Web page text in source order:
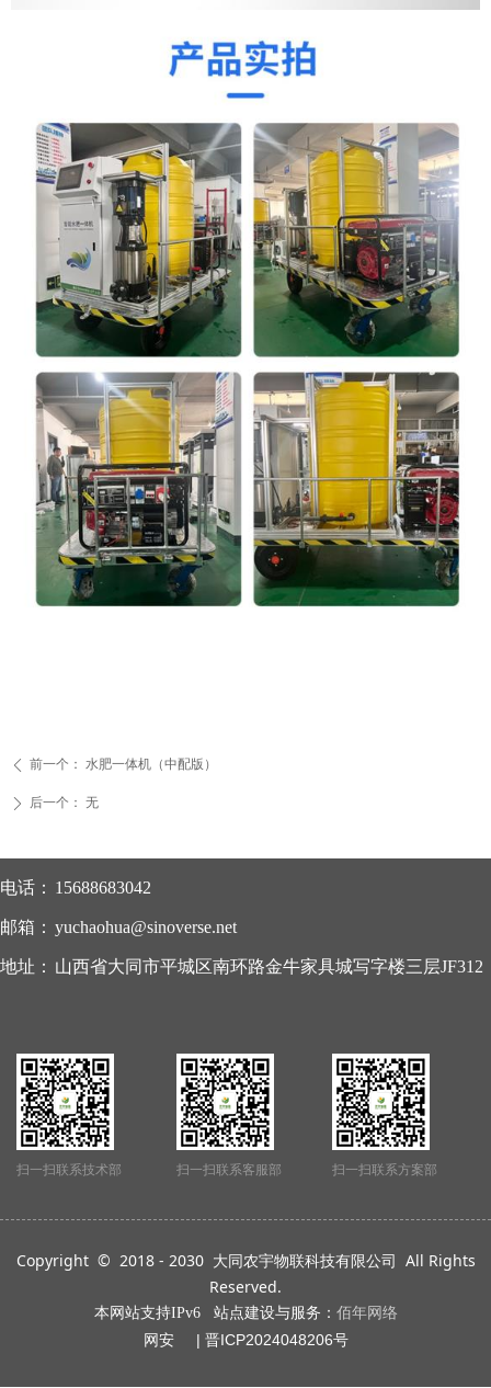
ꄴ 前一个： 水肥一体机（中配版）
ꄲ 后一个： 无
电话： 15688683042
邮箱： yuchaohua@sinoverse.net
地址： 山西省大同市平城区南环路金牛家具城写字楼三层JF312
扫一扫联系技术部 扫一扫联系客服部 扫一扫联系方案部
Copyright © 2018 - 2030 大同农宇物联科技有限公司 All Rights
Reserved.
本网站支持IPv6 站点建设与服务： 佰年网络
网安 | 晋ICP2024048206号